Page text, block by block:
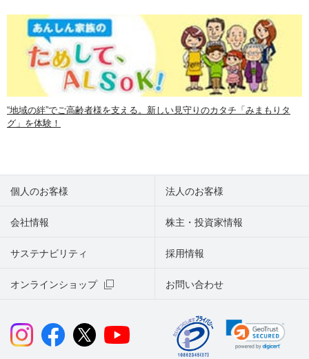
“地域の絆”でご高齢者様を支える。新しい見守りのカタチ「みまもりタ
グ」を体験！
個人のお客様 法人のお客様
会社情報 株主・投資家情報
サステナビリティ
オンラインショップ お問い合わせ
採用情報